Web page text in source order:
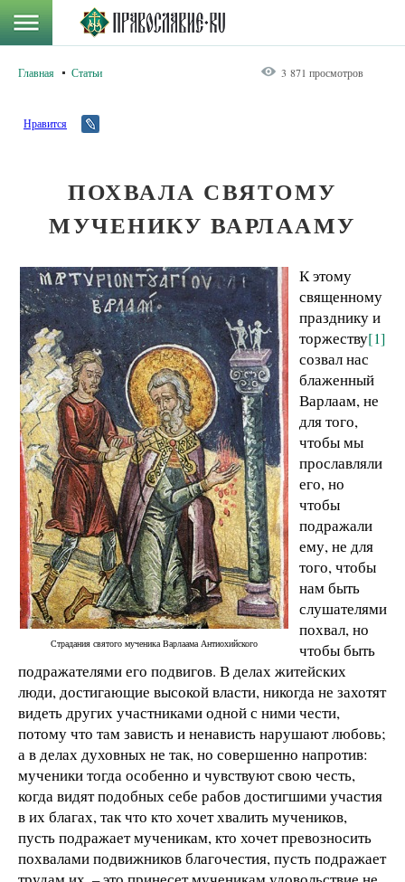
Главная Статьи 3 871 просмотров
Нравится
ПОХВАЛА СВЯТОМУ
МУЧЕНИКУ ВАРЛААМУ
Страдания святого мученика Варлаама Антиохийского
К этому
священному
празднику и
торжеству[1]
созвал нас
блаженный
Варлаам, не
для того,
чтобы мы
прославляли
его, но
чтобы
подражали
ему, не для
того, чтобы
нам быть
слушателями
похвал, но
чтобы быть
подражателями его подвигов. В делах житейских
люди, достигающие высокой власти, никогда не захотят
видеть других участниками одной с ними чести,
потому что там зависть и ненависть нарушают любовь;
а в делах духовных не так, но совершенно напротив:
мученики тогда особенно и чувствуют свою честь,
когда видят подобных себе рабов достигшими участия
в их благах, так что кто хочет хвалить мучеников,
пусть подражает мученикам, кто хочет превозносить
похвалами подвижников благочестия, пусть подражает